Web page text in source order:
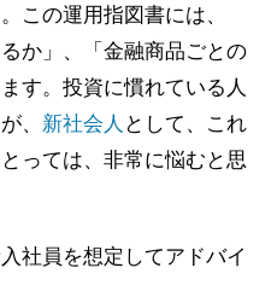
この運用指図書には、
か」、「金融商品ごとの
す。投資に慣れている人
、 新社会人 として、これ
っては、非常に悩むと思
社員を想定してアドバイ